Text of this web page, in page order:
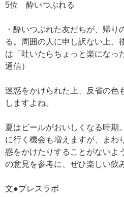
5位 酔いつぶれる
・酔いつぶれた友だちが、帰り
る。周囲の人に申し訳ない上、
は「吐いたらちょっと楽になっ
通信）
迷惑をかけられた上、反省の色
しますよね。
夏はビールがおいしくなる時期
に行く機会も増えますが、まわ
惑をかけたりすることがないよ
の意見を参考に、ぜひ楽しい飲
文●プレスラボ